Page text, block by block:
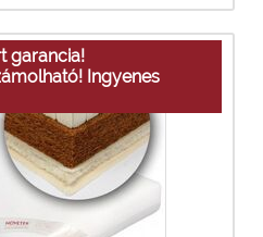
garancia!
Ingyenes